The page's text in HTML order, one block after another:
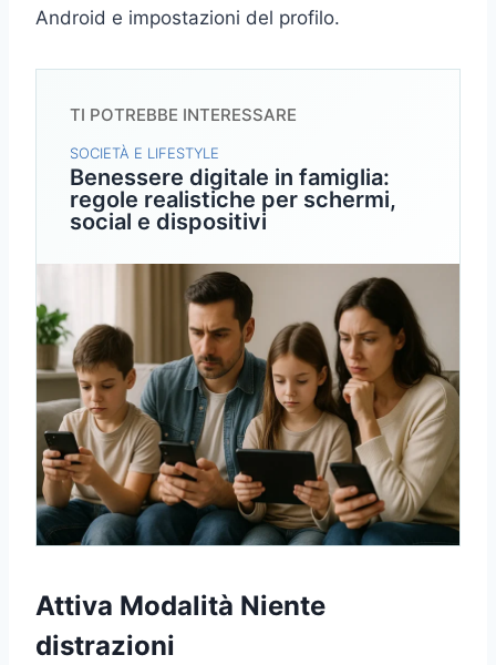
Android e impostazioni del profilo.
TI POTREBBE INTERESSARE
SOCIETÀ E LIFESTYLE
Benessere digitale in famiglia:
regole realistiche per schermi,
social e dispositivi
Attiva Modalità Niente
distrazioni